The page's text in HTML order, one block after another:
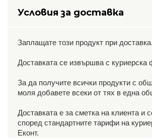
Условия за доставка
Заплащате този продукт при доставка.
Доставката се извършва с куриерска
За да получите всички продукти с
моля добавете всеки от тях в една
Доставката е за сметка на клиента и
според стандартните тарифи на
Еконт.